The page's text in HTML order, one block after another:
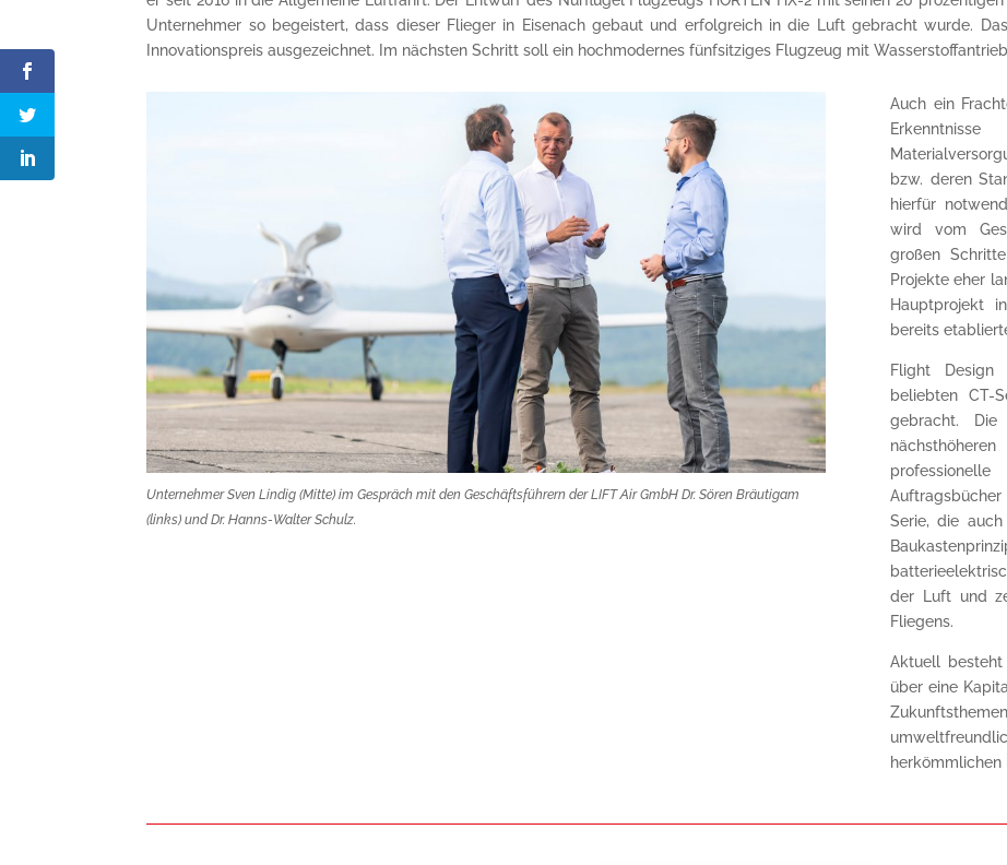
Unternehmer so begeistert, dass dieser Flieger in Eisenach gebaut und erfolgreich in die Luft gebracht wurde.
Innovationspreis ausgezeichnet. Im nächsten Schritt soll ein hochmodernes fünfsitziges Flugzeug mit
Unternehmer Sven Lindig (Mitte) im Gespräch mit den Geschäftsführern der LIFT Air GmbH Dr. Sören Bräutigam
(links) und Dr. Hanns-Walter Schulz.
Auch ein
bzw. deren
hierfür
wird vom
großen
Projekte eher
Hauptprojekt
bereits
Flight Design
beliebten CT-
gebracht.
Serie, die
der Luft und
Fliegens.
Aktuell
über eine
herkömmlichen